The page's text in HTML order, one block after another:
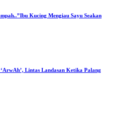
Kucing Mengiau Sayu Seakan
Lintas Landasan Ketika Palang